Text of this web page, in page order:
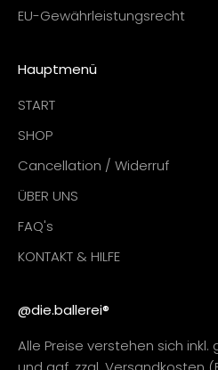
EU-Gewährleistungsrecht
Hauptmenü
START
SHOP
Cancellation / Widerruf
ÜBER UNS
FAQ's
KONTAKT & HILFE
@die.ballerei®
Alle Preise verstehen sich